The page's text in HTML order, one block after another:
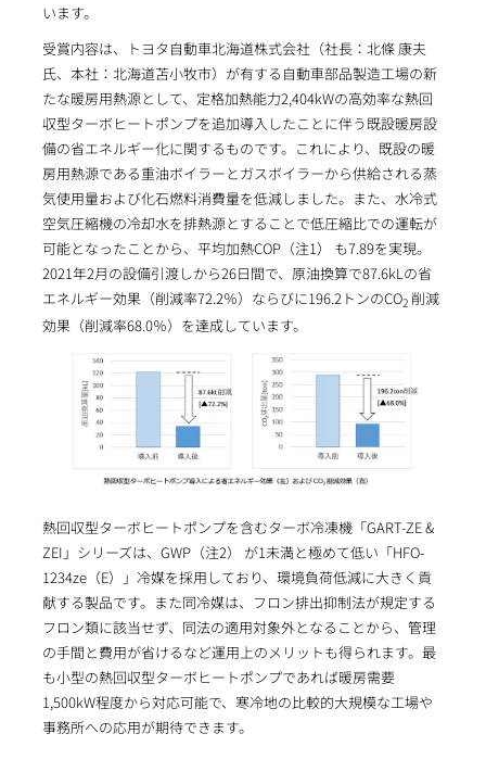
います。
受賞内容は、トヨタ自動車北海道株式会社（社長：北條 康夫
氏、本社：北海道苫小牧市）が有する自動車部品製造工場の新
たな暖房用熱源として、定格加熱能力2,404kWの高効率な熱回
収型ターボヒートポンプを追加導入したことに伴う既設暖房設
備の省エネルギー化に関するものです。これにより、既設の暖
房用熱源である重油ボイラーとガスボイラーから供給される蒸
気使用量および化石燃料消費量を低減しました。また、水冷式
空気圧縮機の冷却水を排熱源とすることで低圧縮比での運転が
可能となったことから、平均加熱COP（注1） も7.89を実現。
2021年2月の設備引渡しから26日間で、原油換算で87.6kLの省
エネルギー効果（削減率72.2％）ならびに196.2トンのCO2 削減
効果（削減率68.0％）を達成しています。
熱回収型ターボヒートポンプを含むターボ冷凍機「GART-ZE &
ZEI」シリーズは、GWP（注2） が1未満と極めて低い「HFO-
1234ze（E）」冷媒を採用しており、環境負荷低減に大きく貢
献する製品です。また同冷媒は、フロン排出抑制法が規定する
フロン類に該当せず、同法の適用対象外となることから、管理
の手間と費用が省けるなど運用上のメリットも得られます。最
も小型の熱回収型ターボヒートポンプであれば暖房需要
1,500kW程度から対応可能で、寒冷地の比較的大規模な工場や
事務所への応用が期待できます。